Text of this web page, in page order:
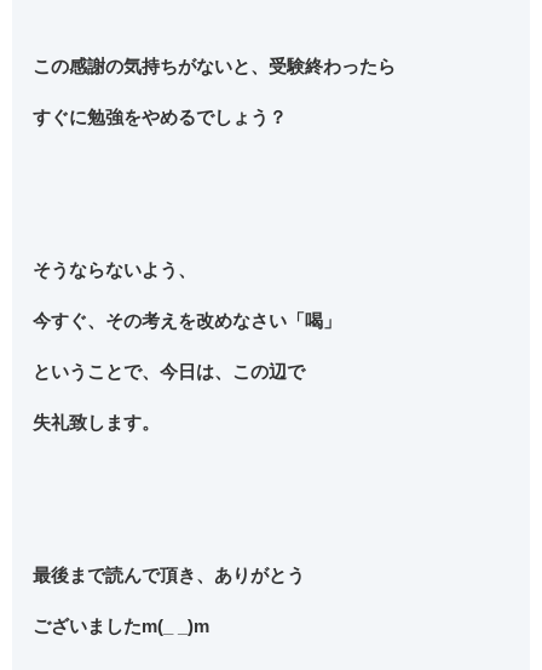
この感謝の気持ちがないと、受験終わったら
すぐに勉強をやめるでしょう？
そうならないよう、
今すぐ、その考えを改めなさい「喝」
ということで、今日は、この辺で
失礼致します。
最後まで読んで頂き、ありがとう
ございましたm(_ _)m